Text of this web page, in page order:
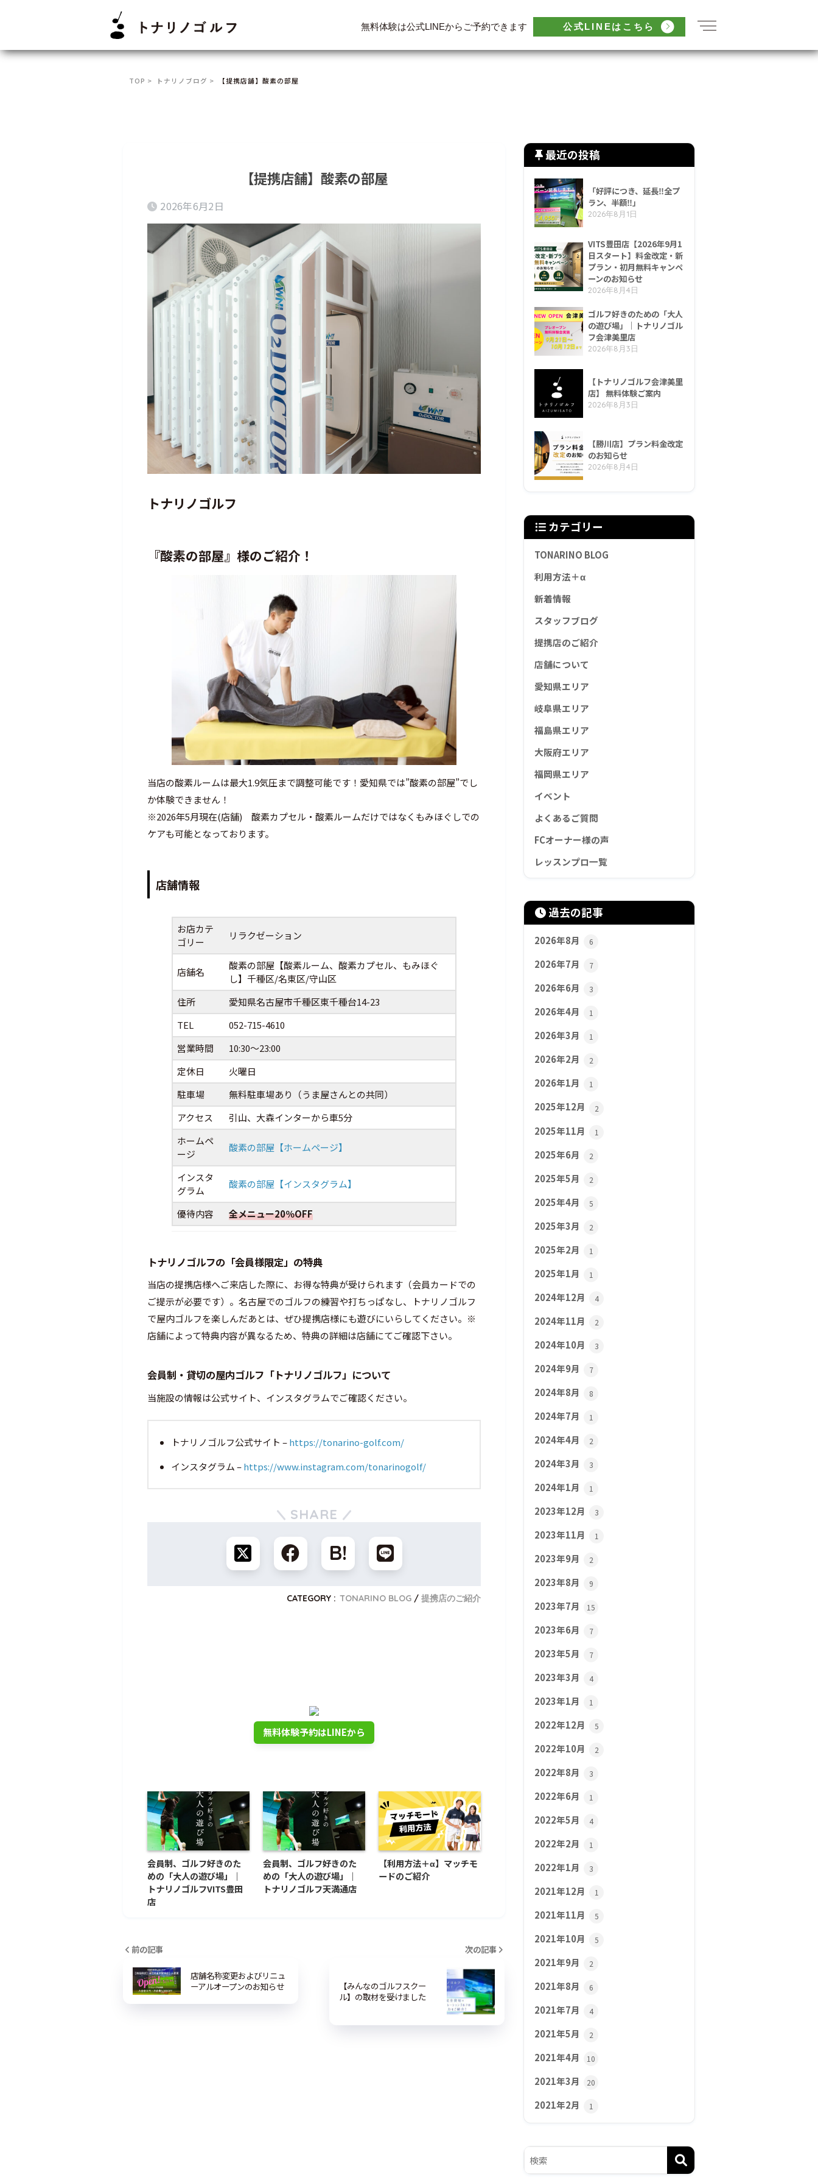
無料体験は公式LINEからご予約できます 公式LINEはこちら
TOP > トナリノブログ > 【提携店舗】酸素の部屋
【提携店舗】酸素の部屋
2026年6月2日
トナリノゴルフ
『酸素の部屋』様のご紹介！
当店の酸素ルームは最大1.9気圧まで調整可能です！愛知県では”酸素の部屋”でし
か体験できません！
※2026年5月現在(店舗) 酸素カプセル・酸素ルームだけではなくもみほぐしでの
ケアも可能となっております。
店舗情報
お店カテ
ゴリー
リラクゼーション
店舗名
酸素の部屋【酸素ルーム、酸素カプセル、もみほぐ
し】千種区/名東区/守山区
住所
愛知県名古屋市千種区東千種台14-23
TEL
052-715-4610
営業時間
10:30～23:00
定休日
火曜日
駐車場
無料駐車場あり（うま屋さんとの共同）
アクセス
引山、大森インターから車5分
ホームペ
ージ
酸素の部屋【ホームページ】
インスタ
グラム
酸素の部屋【インスタグラム】
優待内容 全メニュー20％OFF
トナリノゴルフの「会員様限定」の特典
当店の提携店様へご来店した際に、お得な特典が受けられます（会員カードでの
ご提示が必要です）。名古屋でのゴルフの練習や打ちっぱなし、トナリノゴルフ
で屋内ゴルフを楽しんだあとは、ぜひ提携店様にも遊びにいらしてください。※
店舗によって特典内容が異なるため、特典の詳細は店舗にてご確認下さい。
会員制・貸切の屋内ゴルフ「トナリノゴルフ」について
当施設の情報は公式サイト、インスタグラムでご確認ください。
トナリノゴルフ公式サイト –https://tonarino-golf.com/
インスタグラム –https://www.instagram.com/tonarinogolf/
SHARE
CATEGORY : TONARINO BLOG 提携店のご紹介
無料体験予約はLINEから
会員制、ゴルフ好きのた
めの「大人の遊び場」｜
トナリノゴルフVITS豊田
店
会員制、ゴルフ好きのた
めの「大人の遊び場」｜
トナリノゴルフ天満通店
【利用方法＋α】マッチモ
ードのご紹介
前の記事
店舗名称変更およびリニュ
ーアルオープンのお知らせ
次の記事
【みんなのゴルフスクー
ル】の取材を受けました
最近の投稿
「好評につき、延長‼全プ
ラン、半額‼」
2026年8月1日
VITS豊田店【2026年9月1
日スタート】料金改定・新
プラン・初月無料キャンペ
ーンのお知らせ
2026年8月4日
ゴルフ好きのための「大人
の遊び場」｜トナリノゴル
フ会津美里店
2026年8月3日
【トナリノゴルフ会津美里
店】 無料体験ご案内
2026年8月3日
【勝川店】プラン料金改定
のお知らせ
2026年8月4日
カテゴリー
TONARINO BLOG
利用方法＋α
新着情報
スタッフブログ
提携店のご紹介
店舗について
愛知県エリア
岐阜県エリア
福島県エリア
大阪府エリア
福岡県エリア
イベント
よくあるご質問
FCオーナー様の声
レッスンプロ一覧
過去の記事
2026年8月 6
2026年7月 7
2026年6月 3
2026年4月 1
2026年3月 1
2026年2月 2
2026年1月 1
2025年12月 2
2025年11月 1
2025年6月 2
2025年5月 2
2025年4月 5
2025年3月 2
2025年2月 1
2025年1月 1
2024年12月 4
2024年11月 2
2024年10月 3
2024年9月 7
2024年8月 8
2024年7月 1
2024年4月 2
2024年3月 3
2024年1月 1
2023年12月 3
2023年11月 1
2023年9月 2
2023年8月 9
2023年7月 15
2023年6月 7
2023年5月 7
2023年3月 4
2023年1月 1
2022年12月 5
2022年10月 2
2022年8月 3
2022年6月 1
2022年5月 4
2022年2月 1
2022年1月 3
2021年12月 1
2021年11月 5
2021年10月 5
2021年9月 2
2021年8月 6
2021年7月 4
2021年5月 2
2021年4月 10
2021年3月 20
2021年2月 1